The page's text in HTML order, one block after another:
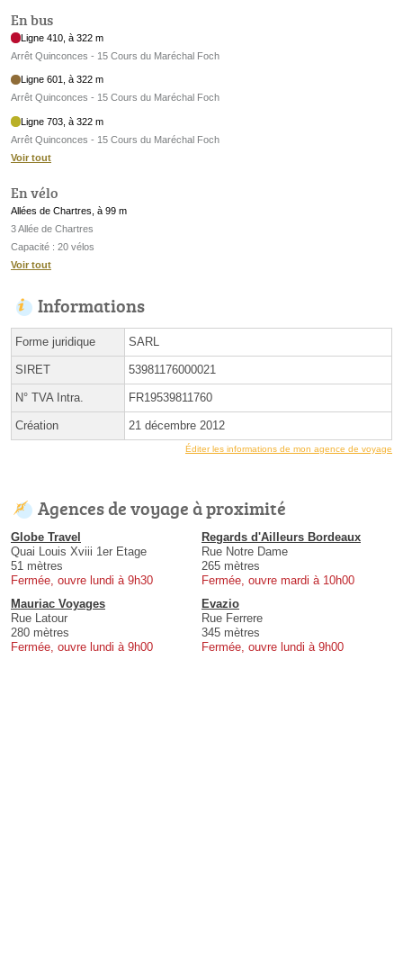
En bus
Ligne 410, à 322 m
Arrêt Quinconces - 15 Cours du Maréchal Foch
Ligne 601, à 322 m
Arrêt Quinconces - 15 Cours du Maréchal Foch
Ligne 703, à 322 m
Arrêt Quinconces - 15 Cours du Maréchal Foch
Voir tout
En vélo
Allées de Chartres, à 99 m
3 Allée de Chartres
Capacité : 20 vélos
Voir tout
Informations
Forme juridique SARL
SIRET 53981176000021
N° TVA Intra. FR19539811760
Création 21 décembre 2012
Éditer les informations de mon agence de voyage
Agences de voyage à proximité
Globe Travel
Quai Louis Xviii 1er Etage
51 mètres
Fermée, ouvre lundi à 9h30
Regards d'Ailleurs Bordeaux
Rue Notre Dame
265 mètres
Fermée, ouvre mardi à 10h00
Mauriac Voyages
Rue Latour
280 mètres
Fermée, ouvre lundi à 9h00
Evazio
Rue Ferrere
345 mètres
Fermée, ouvre lundi à 9h00